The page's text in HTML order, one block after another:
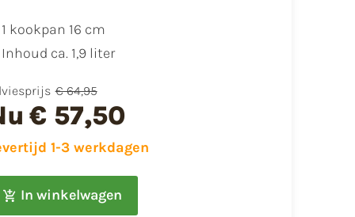
1 kookpan 16 cm
Inhoud ca. 1,9 liter
€ 64,95
€ 57,50
1-3 werkdagen
In winkelwagen